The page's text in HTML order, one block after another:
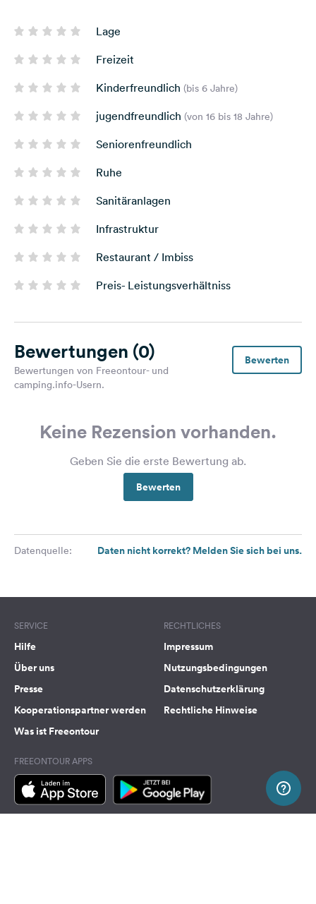
Lage
Freizeit
Kinderfreundlich (bis 6 Jahre)
jugendfreundlich (von 16 bis 18 Jahre)
Seniorenfreundlich
Ruhe
Sanitäranlagen
Infrastruktur
Restaurant / Imbiss
Preis- Leistungsverhältniss
Bewertungen (0)
Bewertungen von Freeontour- und
camping.info-Usern.
Bewerten
Keine Rezension vorhanden.
Geben Sie die erste Bewertung ab.
Bewerten
Datenquelle: Daten nicht korrekt? Melden Sie sich bei uns.
SERVICE
Hilfe
Über uns
Presse
Kooperationspartner werden
Was ist Freeontour
RECHTLICHES
Impressum
Nutzungsbedingungen
Datenschutzerklärung
Rechtliche Hinweise
FREEONTOUR APPS
FOLGE UNS AUF SOCIAL MEDIA